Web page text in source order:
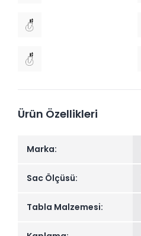
Ürün Özellikleri
Marka:
Sac Ölçüsü:
Tabla Malzemesi: